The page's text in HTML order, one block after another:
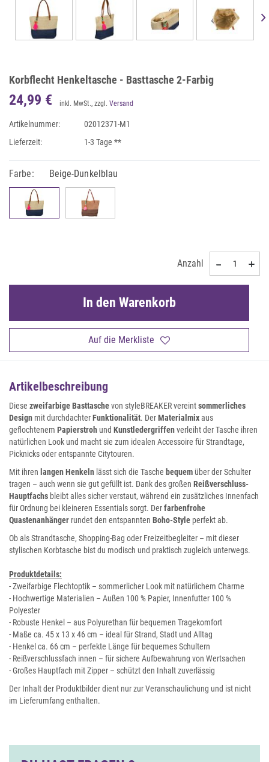
Korbflecht Henkeltasche - Basttasche 2-Farbig
24,99 € inkl. MwSt., zzgl. Versand
Artikelnummer:
02012371-M1
Lieferzeit:
1-3 Tage **
Farbe: Beige-Dunkelblau
Anzahl
Auf die Merkliste
In den Warenkorb
Artikelbeschreibung
Diese zweifarbige Basttaschevon styleBREAKER vereintsommerliches
Design mit durchdachterFunktionalität. DerMaterialmixaus
geflochtenem Papierstroh und Kunstledergriffenverleiht der Tasche ihren
natürlichen Look und macht sie zum idealen Accessoire für Strandtage,
Picknicks oder entspannte Citytouren.
Mit ihren langen Henkeln lässt sich die Tasche bequem über der Schulter
tragen – auch wenn sie gut gefüllt ist. Dank des großen Reißverschluss-
Hauptfachs bleibt alles sicher verstaut, während ein zusätzliches Innenfach
für Ordnung bei kleineren Essentials sorgt. Derfarbenfrohe
Quastenanhänger rundet den entspannten Boho-Style perfekt ab.
Ob als Strandtasche, Shopping-Bag oder Freizeitbegleiter – mit dieser
stylischen Korbtasche bist du modisch und praktisch zugleich unterwegs.
Produktdetails:
- Zweifarbige Flechtoptik – sommerlicher Look mit natürlichem Charme
- Hochwertige Materialien – Außen 100 % Papier, Innenfutter 100 %
Polyester
- Robuste Henkel – aus Polyurethan für bequemen Tragekomfort
- Maße ca. 45 x 13 x 46 cm – ideal für Strand, Stadt und Alltag
- Henkel ca. 66 cm – perfekte Länge für bequemes Schultern
- Reißverschlussfach innen – für sichere Aufbewahrung von Wertsachen
- Großes Hauptfach mit Zipper – schützt den Inhalt zuverlässig
Der Inhalt der Produktbilder dient nur zur Veranschaulichung und ist nicht
im Lieferumfang enthalten.